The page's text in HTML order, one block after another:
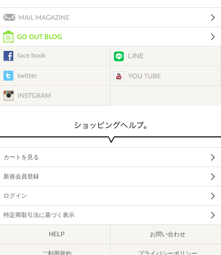
カートを見る
新規会員登録
ログイン
特定商取引法に基づく表示
HELP お問い合わせ
ご利用規約 プライバシーポリシー